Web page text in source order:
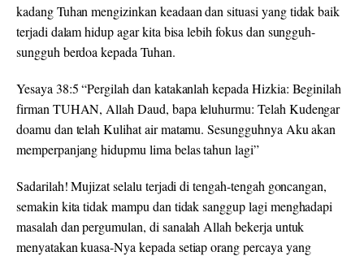
kadang Tuhan mengizinkan keadaan dan situasi yang tidak baik
terjadi dalam hidup agar kita bisa lebih fokus dan sungguh-
sungguh berdoa kepada Tuhan.
Yesaya 38:5 “Pergilah dan katakanlah kepada Hizkia: Beginilah
firman TUHAN, Allah Daud, bapa leluhurmu: Telah Kudengar
doamu dan telah Kulihat air matamu. Sesungguhnya Aku akan
memperpanjang hidupmu lima belas tahun lagi”
Sadarilah! Mujizat selalu terjadi di tengah-tengah goncangan,
semakin kita tidak mampu dan tidak sanggup lagi menghadapi
masalah dan pergumulan, di sanalah Allah bekerja untuk
menyatakan kuasa-Nya kepada setiap orang percaya yang